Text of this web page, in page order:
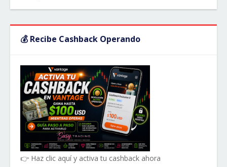
💰 Recibe Cashback Operando
👉 Haz clic aquí y activa tu cashback ahora